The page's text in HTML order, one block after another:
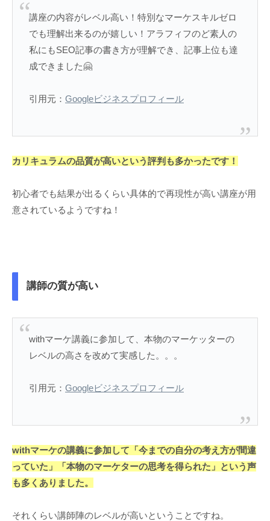
講座の内容がレベル高い！特別なマーケスキルゼロ
でも理解出来るのが嬉しい！アラフィフのど素人の
私にもSEO記事の書き方が理解でき、記事上位も達
成できました🤗
引用元： Googleビジネスプロフィール
カリキュラムの品質が高いという評判も多かったです！
初心者でも結果が出るくらい具体的で再現性が高い講座が用
意されているようですね！
講師の質が高い
withマーケ講義に参加して、本物のマーケッターの
レベルの高さを改めて実感した。。。
引用元： Googleビジネスプロフィール
withマーケの講義に参加して「今までの自分の考え方が間違
っていた」「本物のマーケターの思考を得られた」という声
も多くありました。
それくらい講師陣のレベルが高いということですね。